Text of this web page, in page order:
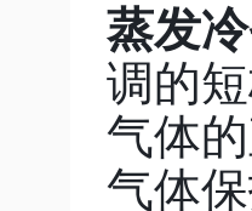
蒸发
调的
气体
气体